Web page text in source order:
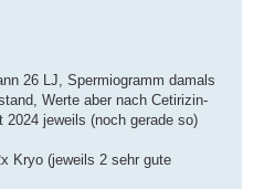
26 LJ, Spermiogramm damals
Werte aber nach Cetirizin-
2024 jeweils (noch gerade so)
Kryo (jeweils 2 sehr gute